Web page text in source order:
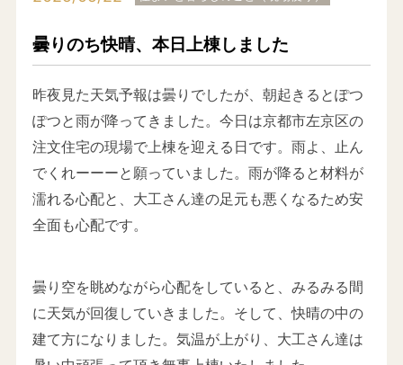
曇りのち快晴、本日上棟しました
昨夜見た天気予報は曇りでしたが、朝起きるとぽつ
ぽつと雨が降ってきました。今日は京都市左京区の
注文住宅の現場で上棟を迎える日です。雨よ、止ん
でくれーーーと願っていました。雨が降ると材料が
濡れる心配と、大工さん達の足元も悪くなるため安
全面も心配です。
曇り空を眺めながら心配をしていると、みるみる間
に天気が回復していきました。そして、快晴の中の
建て方になりました。気温が上がり、大工さん達は